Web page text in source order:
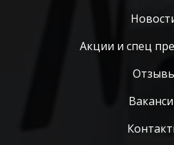
Акции и спец